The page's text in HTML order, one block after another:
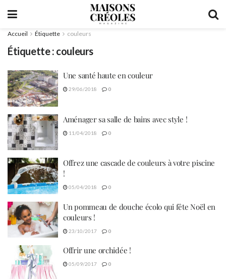
Accueil Étiquette couleurs
Étiquette : couleurs
Une santé haute en couleur
29/06/2018 0
Aménager sa salle de bains avec style !
11/04/2018 0
Offrez une cascade de couleurs à votre piscine
!
05/04/2018 0
Un pommeau de douche écolo qui fête Noël en
couleurs !
23/10/2017 0
Offrir une orchidée !
05/09/2017 0